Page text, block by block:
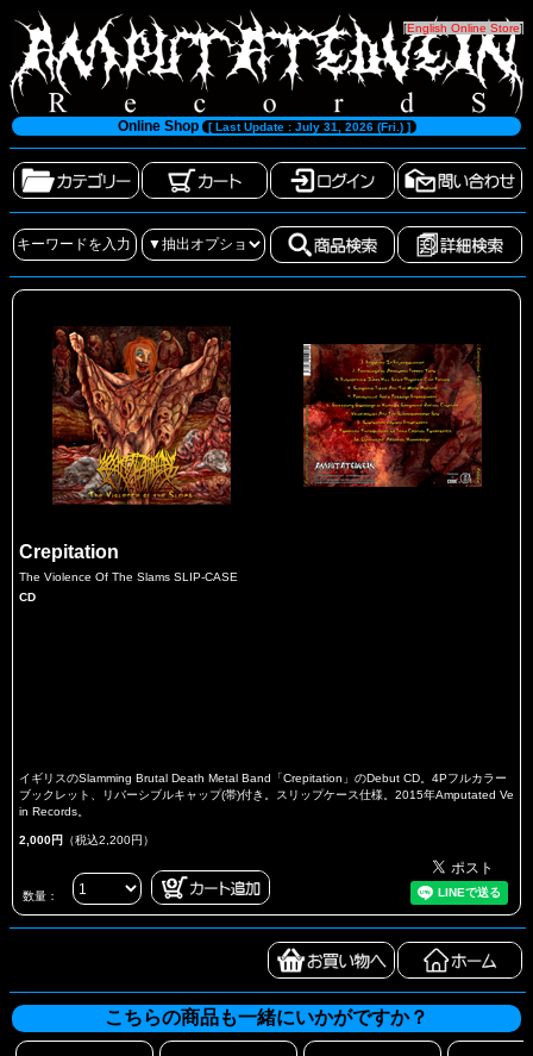
[English Online Store]
Online Shop [ Last Update : July 31, 2026 (Fri.) ]
Crepitation
The Violence Of The Slams SLIP-CASE
CD
イギリスのSlamming Brutal Death Metal Band「Crepitation」のDebut CD。4Pフルカラー
ブックレット、リバーシブルキャップ(帯)付き。スリップケース仕様。2015年Amputated Ve
in Records。
2,000円 （税込2,200円）
数量：
こちらの商品も一緒にいかがですか？